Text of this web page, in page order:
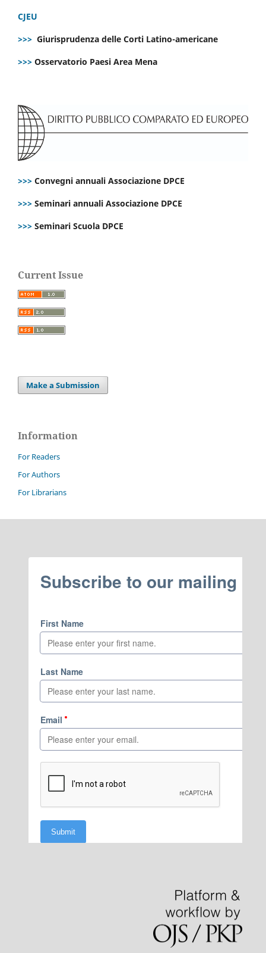
CJEU
>>> Giurisprudenza delle Corti Latino-americane
>>> Osservatorio Paesi Area Mena
>>> Convegni annuali Associazione DPCE
>>> Seminari annuali Associazione DPCE
>>> Seminari Scuola DPCE
Current Issue
Make a Submission
Information
For Readers
For Authors
For Librarians